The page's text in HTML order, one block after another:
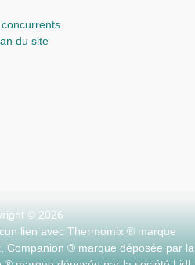
concurrents
du site
© 2026
lien avec Thermomix ® marque
Companion ® marque déposée par la